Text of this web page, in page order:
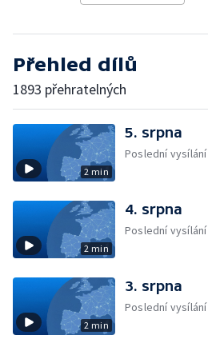
Přehled dílů
1893 přehratelných
2 min
5. srpna
Poslední vysílání
2 min
4. srpna
Poslední vysílání
2 min
3. srpna
Poslední vysílání